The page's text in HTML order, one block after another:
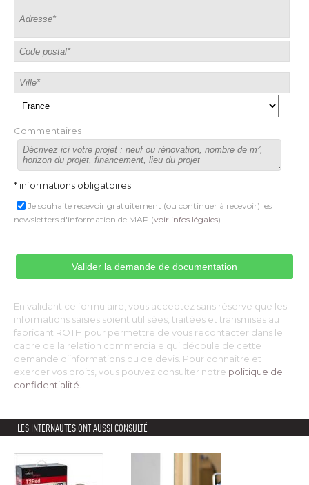
Commentaires
* informations obligatoires.
Je souhaite recevoir gratuitement (ou continuer à recevoir) les
newsletters d'information de MAP (voir infos légales).
En validant ce formulaire, vous acceptez sans réserve que les
informations saisies soient utilisées, traitées et transmises au
fabricant ROTH pour permettre de vous recontacter dans le
cadre de la relation commerciale qui découle de cette
demande d’informations ou de devis. Pour connaitre et
exercer vos droits, vous pouvez consulter notre politique de
confidentialité
LES INTERNAUTES ONT AUSSI CONSULTÉ